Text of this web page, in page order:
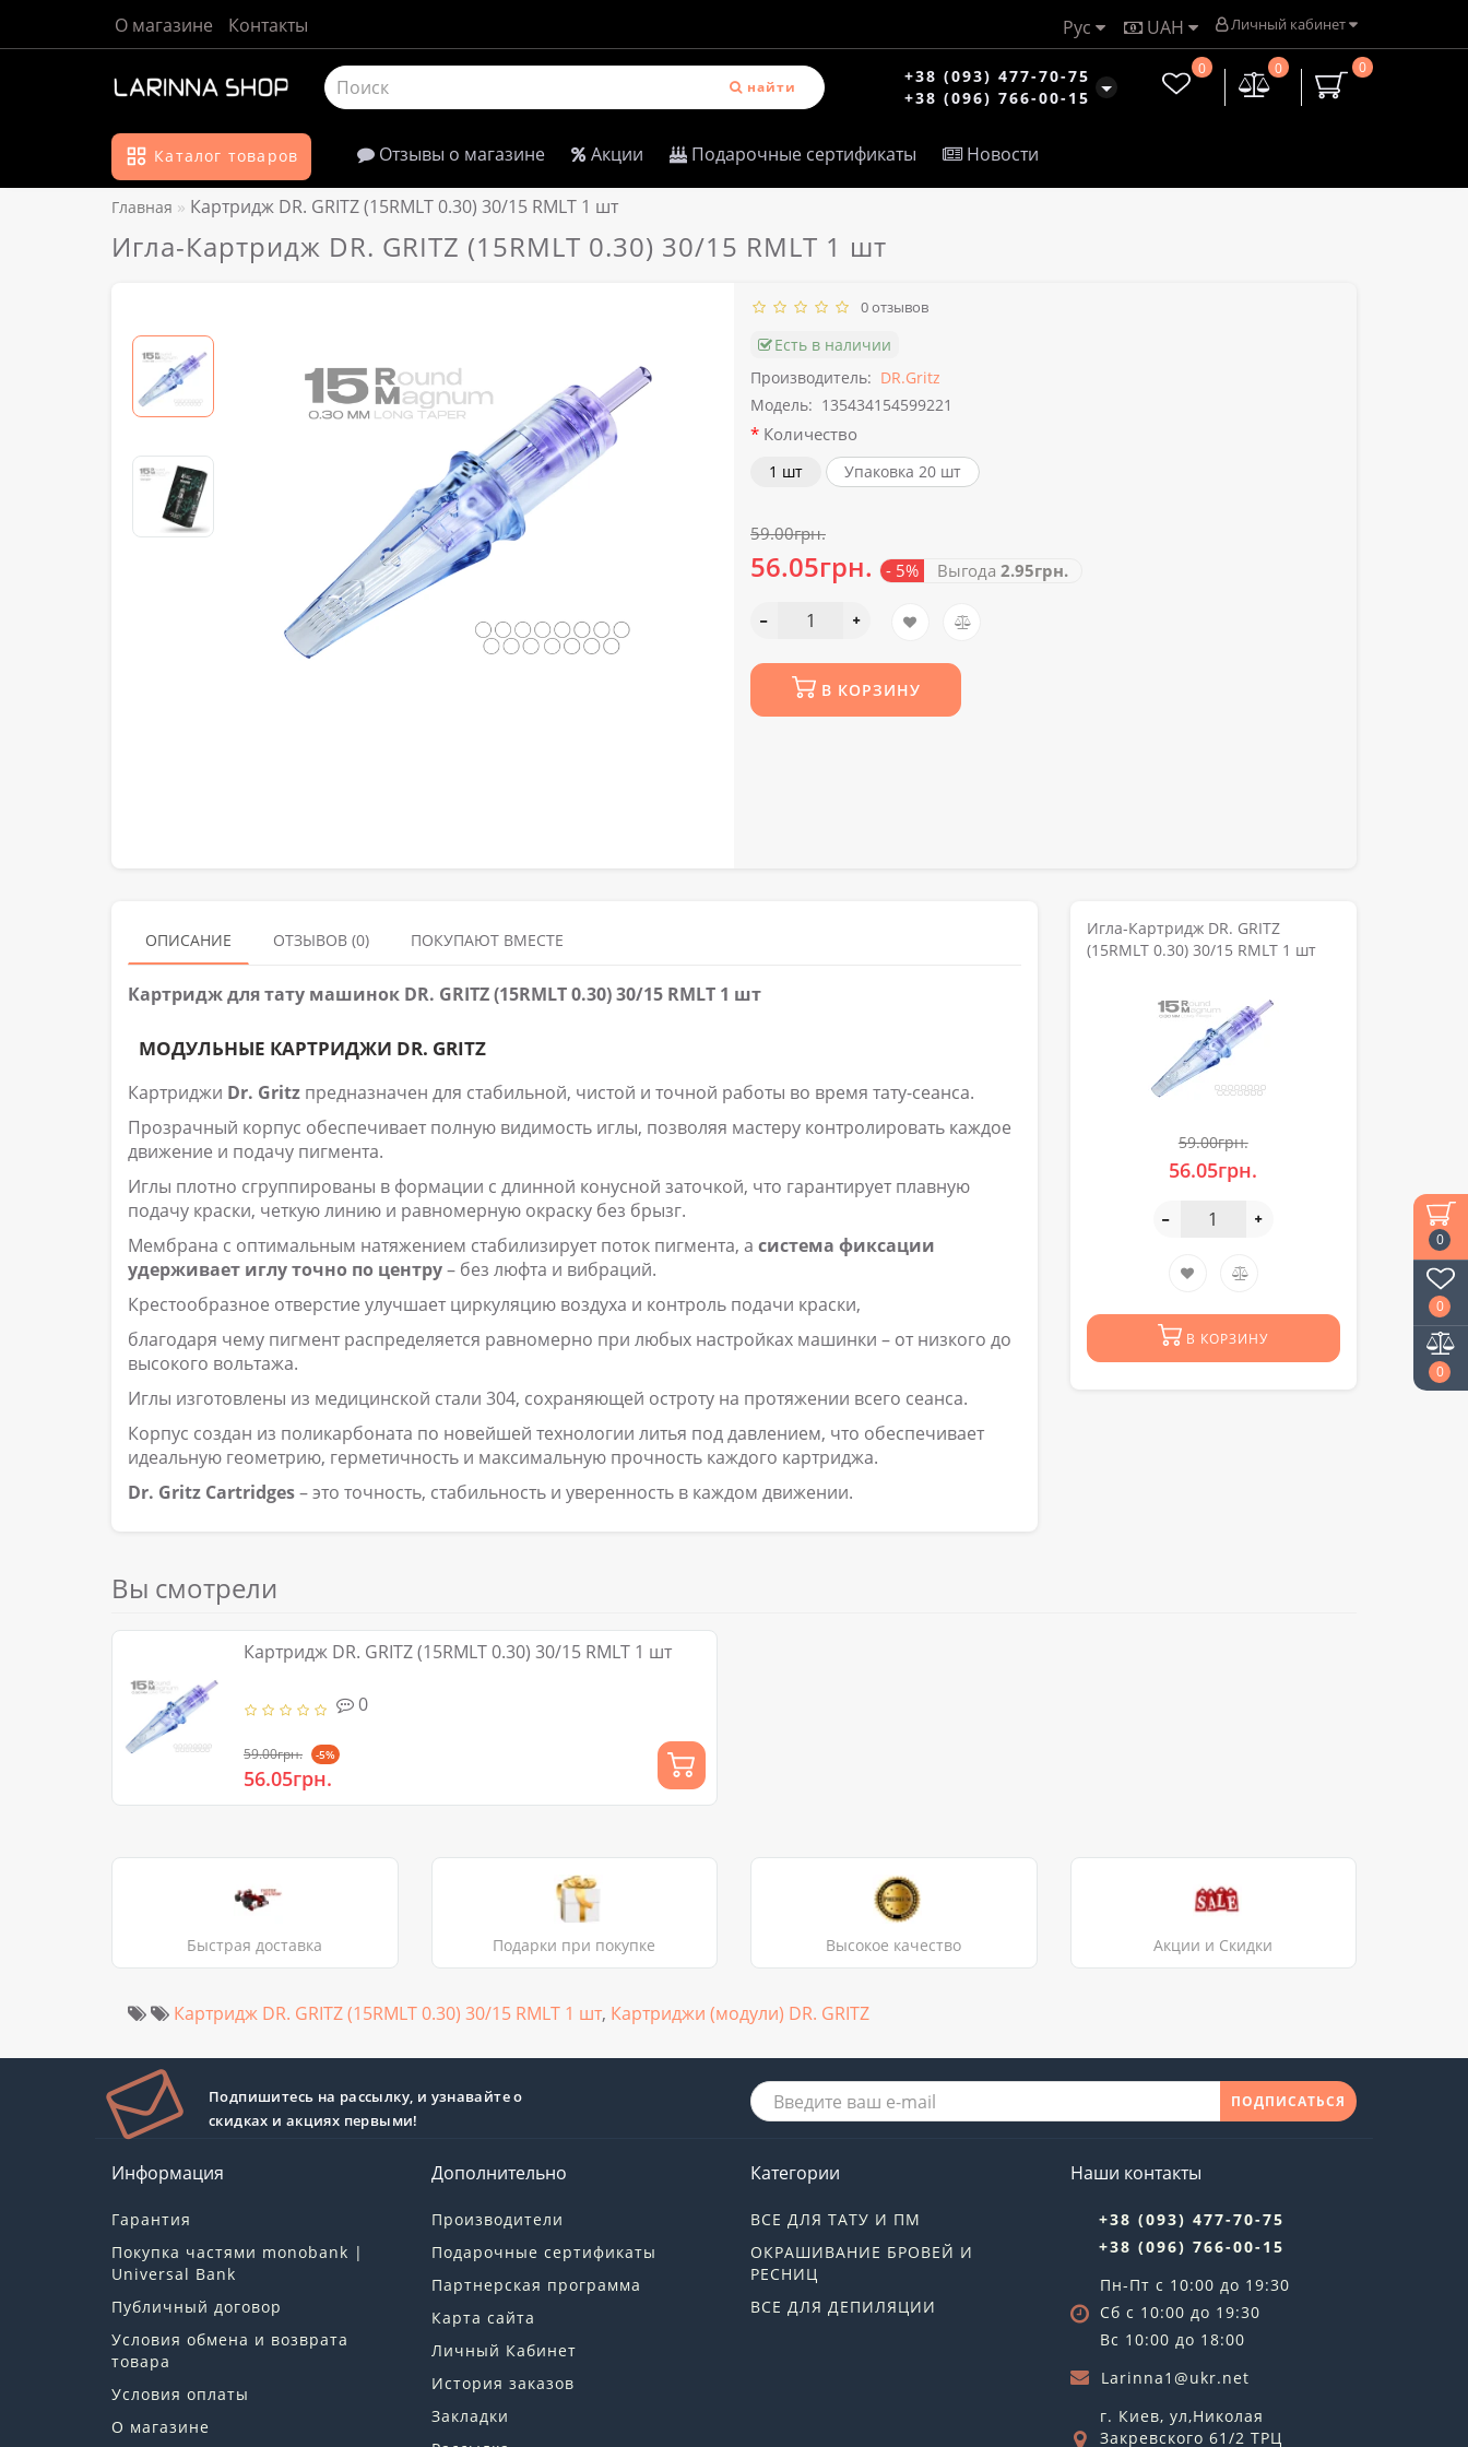
0
0
0
Личный кабинет
UAH
Рус
О магазине Контакты
найти
+38 (093) 477-70-75
+38 (096) 766-00-15
0
0
0
Каталог товаров Отзывы о магазине Акции Подарочные сертификаты Новости
Главная Картридж DR. GRITZ (15RMLT 0.30) 30/15 RMLT 1 шт
Игла-Картридж DR. GRITZ (15RMLT 0.30) 30/15 RMLT 1 шт
0 отзывов
Есть в наличии
Производитель: DR.Gritz
Модель: 135434154599221
Количество
1 шт Упаковка 20 шт
59.00грн.
56.05грн. - 5% Выгода 2.95грн.
В КОРЗИНУ
ОПИСАНИЕ ОТЗЫВОВ (0) ПОКУПАЮТ ВМЕСТЕ
Картридж для тату машинок DR. GRITZ (15RMLT 0.30) 30/15 RMLT 1 шт
МОДУЛЬНЫЕ КАРТРИДЖИ DR. GRITZ
Картриджи Dr. Gritz предназначен для стабильной, чистой и точной работы во время тату-сеанса.
Прозрачный корпус обеспечивает полную видимость иглы, позволяя мастеру контролировать каждое
движение и подачу пигмента.
Иглы плотно сгруппированы в формации с длинной конусной заточкой, что гарантирует плавную
подачу краски, четкую линию и равномерную окраску без брызг.
Мембрана с оптимальным натяжением стабилизирует поток пигмента, а система фиксации
удерживает иглу точно по центру– без люфта и вибраций.
Крестообразное отверстие улучшает циркуляцию воздуха и контроль подачи краски,
благодаря чему пигмент распределяется равномерно при любых настройках машинки – от низкого до
высокого вольтажа.
Иглы изготовлены из медицинской стали 304, сохраняющей остроту на протяжении всего сеанса.
Корпус создан из поликарбоната по новейшей технологии литья под давлением, что обеспечивает
идеальную геометрию, герметичность и максимальную прочность каждого картриджа.
Dr. Gritz Cartridges– это точность, стабильность и уверенность в каждом движении.
Игла-Картридж DR. GRITZ
(15RMLT 0.30) 30/15 RMLT 1 шт
59.00грн.
56.05грн.
В КОРЗИНУ
Вы смотрели
Картридж DR. GRITZ (15RMLT 0.30) 30/15 RMLT 1 шт
0
59.00грн. -5%
56.05грн.
Быстрая доставка Подарки при покупке Высокое качество Акции и Скидки
Картридж DR. GRITZ (15RMLT 0.30) 30/15 RMLT 1 шт, Картриджи (модули) DR. GRITZ
Подпишитесь на рассылку, и узнавайте о
скидках и акциях первыми!
ПОДПИСАТЬСЯ
Информация
Гарантия
Покупка частями monobank |
Universal Bank
Публичный договор
Условия обмена и возврата
товара
Условия оплаты
О магазине
Дополнительно
Производители
Подарочные сертификаты
Партнерская программа
Карта сайта
Личный Кабинет
История заказов
Закладки
Категории
ВСЕ ДЛЯ ТАТУ И ПМ
ОКРАШИВАНИЕ БРОВЕЙ И
РЕСНИЦ
ВСЕ ДЛЯ ДЕПИЛЯЦИИ
Наши контакты
+38 (093) 477-70-75
+38 (096) 766-00-15
Пн-Пт с 10:00 до 19:30
Сб с 10:00 до 19:30
Вс 10:00 до 18:00
Larinna1@ukr.net
г. Киев, ул,Николая
Закревского 61/2 ТРЦ